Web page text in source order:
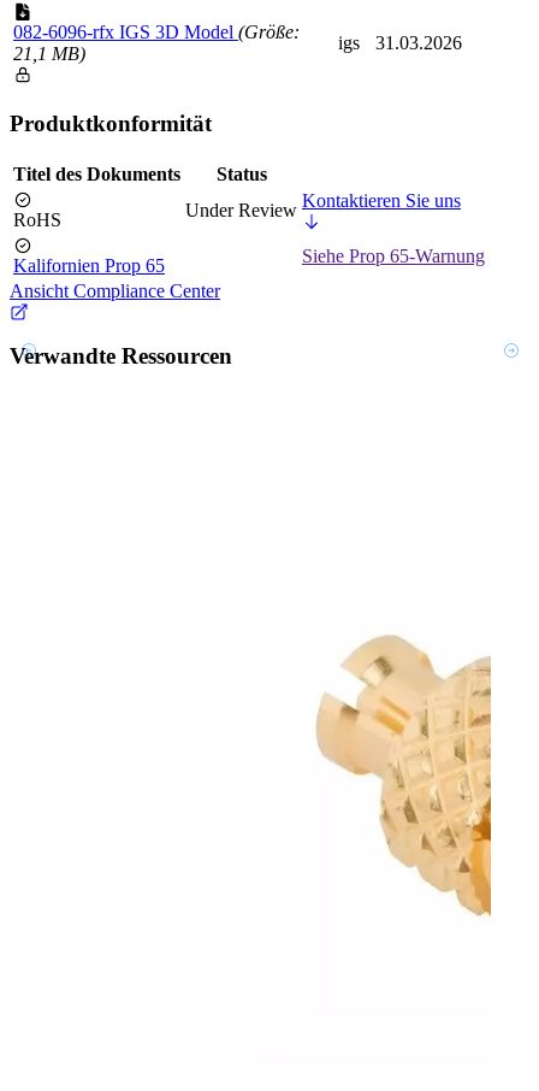
082-6096-rfx IGS 3D Model (Größe:
21,1 MB)
igs 31.03.2026
Produktkonformität
Titel des Dokuments Status
RoHS Under Review Kontaktieren Sie uns
Kalifornien Prop 65
Siehe Prop 65-Warnung
Ansicht Compliance Center
Verwandte Ressourcen